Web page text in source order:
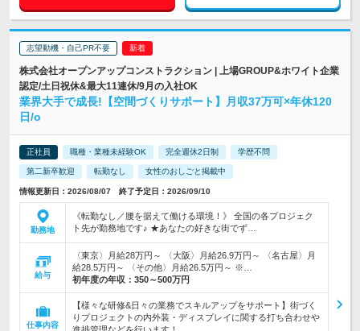
志望動機・自己PR不要
株式会社オープンアップコンストラクション | 上場GROUP&ホワイト企業
認定/土日祝休&最大11連休/9月の入社OK
業界大手で成長!【空間づくりサポート】月収37万可×年休120
日/o
正社員 職種・業種未経験OK 完全週休2日制 学歴不問
第二新卒歓迎 転勤なし 女性のおしごと掲載中
情報更新日：2026/08/07 終了予定日：2026/09/10
勤務地
《転勤なし／腰を据えて働ける環境！》 全国の各プロジェク
ト先が勤務地です♪ ★あなたの好きな街でず…
給与
〈東京〉月給28万円～ 〈大阪〉月給26.9万円～ 〈名古屋〉月
給28.5万円～ 〈その他〉月給26.5万円～ ※…
初年度の年収： 350～500万円
仕事内容
【様々な研修&日々の業務でスキルアップをサポート】街づく
りプロジェクトの内外装・ディスプレイに関する打ち合わせや